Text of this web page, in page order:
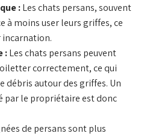
:Les chats persans, souvent
à moins user leurs griffes, ce
:Les chats persans peuvent
correctement, ce qui
débris autour des griffes. Un
le propriétaire est donc
de persans sont plus